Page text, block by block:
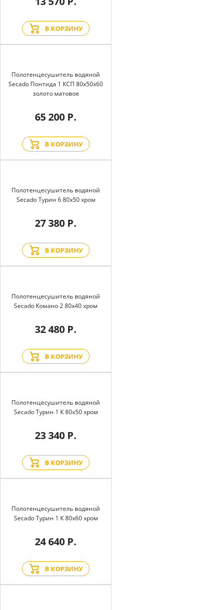
В КОРЗИНУ
Полотенцесушитель водяной
Secado Понтида 1 КСП 80x50x60
золото матовое
65 200 Р.
В КОРЗИНУ
Полотенцесушитель водяной
Secado Турин 6 80x50 хром
27 380 Р.
В КОРЗИНУ
Полотенцесушитель водяной
Secado Комано 2 80x40 хром
32 480 Р.
В КОРЗИНУ
Полотенцесушитель водяной
Secado Турин 1 К 80x50 хром
23 340 Р.
В КОРЗИНУ
Полотенцесушитель водяной
Secado Турин 1 К 80x60 хром
24 640 Р.
В КОРЗИНУ